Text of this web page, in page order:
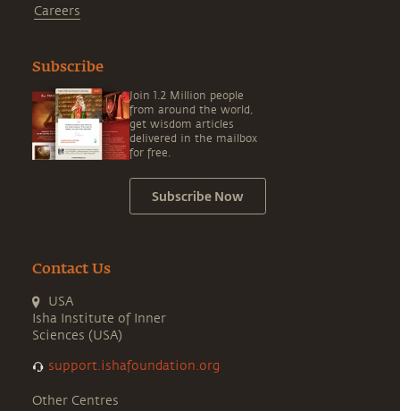
Careers
Subscribe
Join 1.2 Million people
from around the world,
get wisdom articles
delivered in the mailbox
for free.
Subscribe Now
Contact Us
USA
Isha Institute of Inner
Sciences (USA)
support.ishafoundation.org
Other Centres